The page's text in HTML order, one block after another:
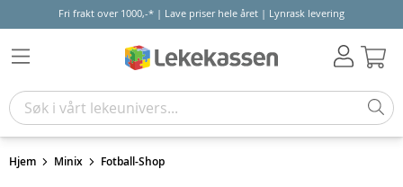
Fri frakt over 1000,-* | Lave priser hele året | Lynrask levering
Hjem Minix Fotball-Shop